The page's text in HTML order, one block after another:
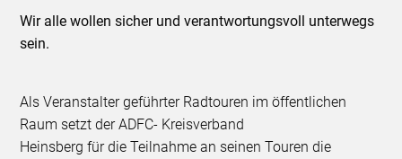
Wir alle wollen sicher und verantwortungsvoll unterwegs
sein.
Als Veranstalter geführter Radtouren im öffentlichen
Raum setzt der ADFC- Kreisverband
Heinsberg für die Teilnahme an seinen Touren die